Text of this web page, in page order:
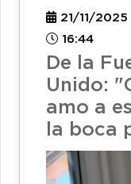
21/11/2025
16:44
De la
Unido:
amo a
la boca